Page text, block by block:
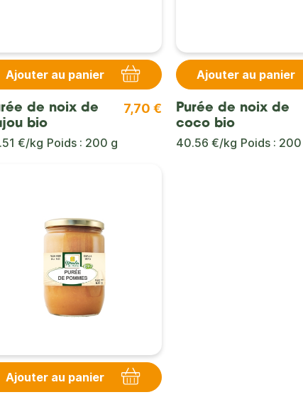
Ajouter au panier
de noix de
bio
7,70 €
€/kg Poids : 200 g
Ajouter au panier
Purée de noix de
coco bio
40.56 €/kg Poids :
Ajouter au panier